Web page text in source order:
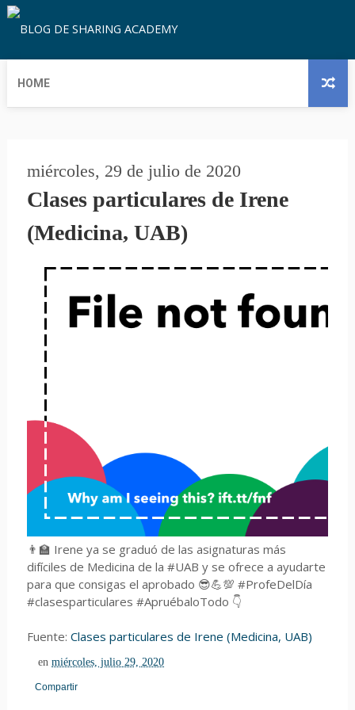
HOME
miércoles, 29 de julio de 2020
Clases particulares de Irene
(Medicina, UAB)
👨‍🏫 Irene ya se graduó de las asignaturas más
difíciles de Medicina de la #UAB y se ofrece a ayudarte
para que consigas el aprobado 😎💪💯 #ProfeDelDía
#clasesparticulares #ApruébaloTodo 👇
Fuente: Clases particulares de Irene (Medicina, UAB)
enmiércoles, julio 29, 2020
Compartir